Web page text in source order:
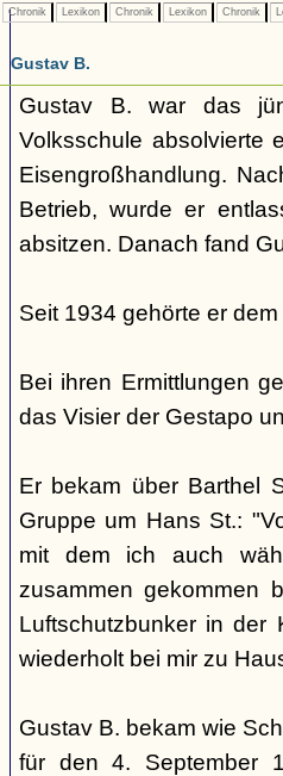
Chronik Lexikon Chronik Lexikon Chronik
Gustav B.
Gustav B. war das
Volksschule absolvierte
Eisengroßhandlung.
Betrieb, wurde er
absitzen. Danach fand
Seit 1934 gehörte er
Bei ihren Ermittlungen
das Visier der Gestapo
Er bekam über Barthel
Gruppe um Hans St.:
mit dem ich auch
zusammen gekommen
Luftschutzbunker in der
wiederholt bei mir zu
Gustav B. bekam wie
für den 4. September